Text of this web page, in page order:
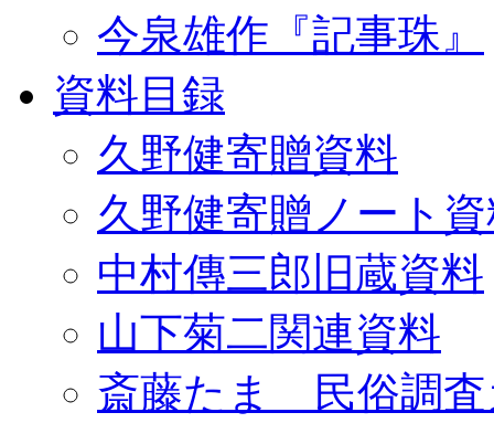
今泉雄作『記事珠』
資料目録
久野健寄贈資料
久野健寄贈ノート
中村傳三郎旧蔵資料
山下菊二関連資料
斎藤たま 民俗調査